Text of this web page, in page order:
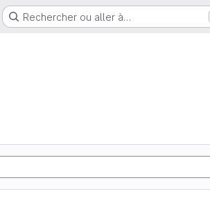
Rechercher ou aller à…